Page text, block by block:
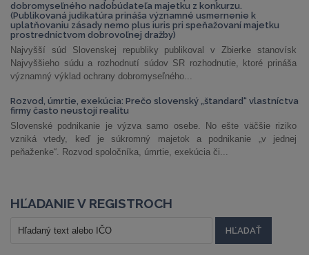
dobromyseľného nadobúdateľa majetku z konkurzu.
(Publikovaná judikatúra prináša významné usmernenie k
uplatňovaniu zásady nemo plus iuris pri speňažovaní majetku
prostredníctvom dobrovoľnej dražby)
Najvyšší súd Slovenskej republiky publikoval v Zbierke stanovísk
Najvyššieho súdu a rozhodnutí súdov SR rozhodnutie, ktoré prináša
významný výklad ochrany dobromyseľného...
Rozvod, úmrtie, exekúcia: Prečo slovenský „štandard“ vlastníctva
firmy často neustojí realitu
Slovenské podnikanie je výzva samo osebe. No ešte väčšie riziko
vzniká vtedy, keď je súkromný majetok a podnikanie „v jednej
peňaženke“. Rozvod spoločníka, úmrtie, exekúcia či...
HĽADANIE V REGISTROCH